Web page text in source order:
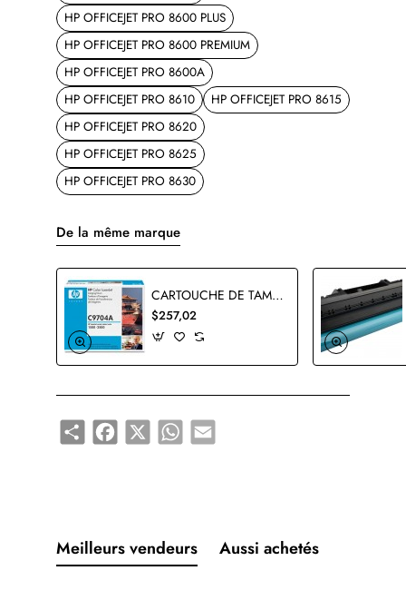
HP OFFICEJET PRO 8600 PLUS
HP OFFICEJET PRO 8600 PREMIUM
HP OFFICEJET PRO 8600A
HP OFFICEJET PRO 8610
HP OFFICEJET PRO 8615
HP OFFICEJET PRO 8620
HP OFFICEJET PRO 8625
HP OFFICEJET PRO 8630
De la même marque
CARTOUCHE DE TAMBOUR HP C9704A ORIGINALE
$257,02
Share Facebook
X WhatsApp
Email
Meilleurs vendeurs Aussi achetés